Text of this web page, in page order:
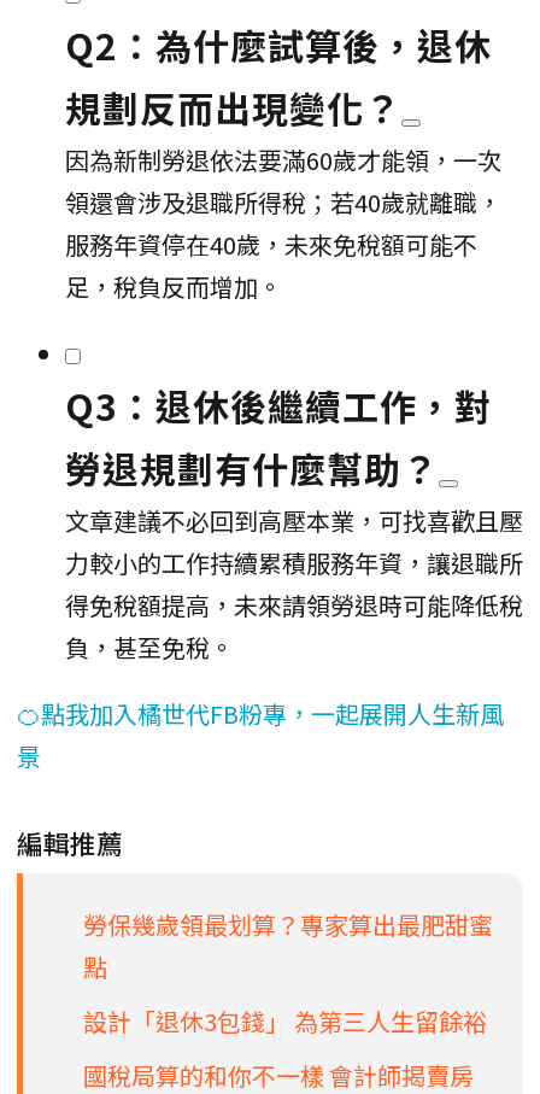
Q2：為什麼試算後，退休
規劃反而出現變化？
因為新制勞退依法要滿60歲才能領，一次
領還會涉及退職所得稅；若40歲就離職，
服務年資停在40歲，未來免稅額可能不
足，稅負反而增加。
Q3：退休後繼續工作，對
勞退規劃有什麼幫助？
文章建議不必回到高壓本業，可找喜歡且壓
力較小的工作持續累積服務年資，讓退職所
得免稅額提高，未來請領勞退時可能降低稅
負，甚至免稅。
🍊點我加入橘世代FB粉專，一起展開人生新風
景
編輯推薦
勞保幾歲領最划算？專家算出最肥甜蜜
點
設計「退休3包錢」 為第三人生留餘裕
國稅局算的和你不一樣 會計師揭賣房